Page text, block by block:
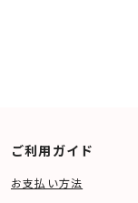
ご利用ガイド
お支払い方法